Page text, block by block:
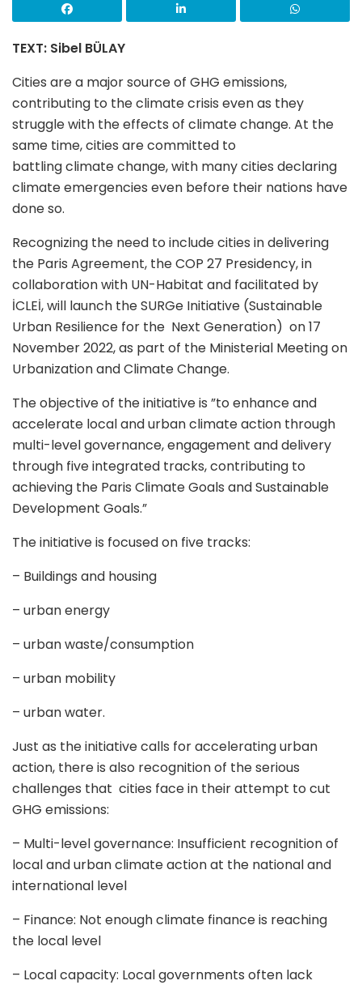
TEXT: Sibel BÜLAY
Cities are a major source of GHG emissions,
contributing to the climate crisis even as they
struggle with the effects of climate change. At the
same time, cities are committed to
battlingclimatechange, with many cities declaring
climate emergencies even before their nations have
done so.
Recognizing the need to include cities in delivering
the Paris Agreement, the COP 27 Presidency, in
collaboration with UN-Habitat and facilitated by
İCLEİ, will launch theSURGe Initiative (Sustainable
Urban Resilience for the Next Generation) on 17
November 2022, as part of the Ministerial Meeting on
Urbanization and Climate Change.
Theobjectiveof the initiative is ”to enhance and
accelerate local and urban climate action through
multi-level governance, engagement and delivery
through five integrated tracks, contributing to
achieving the Paris Climate Goals and Sustainable
Development Goals.”
The initiative is focused on five tracks:
– Buildings and housing
– urban energy
– urban waste/consumption
– urban mobility
– urban water.
Just as the initiative calls for accelerating urban
action, there is also recognition of the serious
challenges that cities face in their attempt to cut
GHG emissions:
– Multi-level governance: Insufficient recognition of
local and urban climate action at the national and
international level
– Finance: Not enough climate finance is reaching
the local level
– Local capacity: Local governments often lack